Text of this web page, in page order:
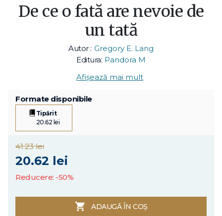
De ce o fată are nevoie de
un tată
Autor : Gregory E. Lang
Editura: Pandora M
Afișează mai mult
Formate disponibile
Tipărit
20.62 lei
41.23 lei
20.62 lei
Reducere: -50%
ADAUGĂ ÎN COȘ